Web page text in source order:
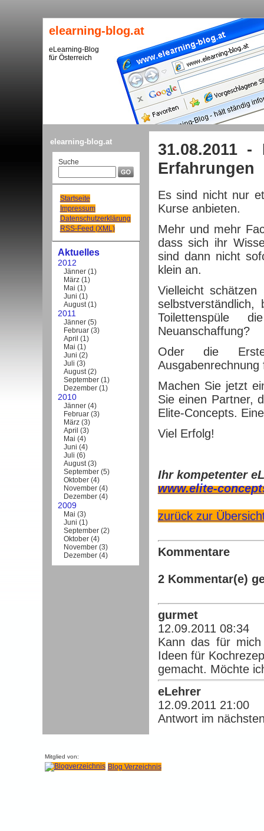
elearning-blog.at
eLearning-Blog
für Österreich
elearning-blog.at
Suche
Startseite
Impressum
Datenschutzerklärung
RSS-Feed (XML)
Aktuelles
2012
Jänner (1)
März (1)
Mai (1)
Juni (1)
August(1)
2011
Jänner (5)
Februar (3)
April (1)
Mai (1)
Juni (2)
Juli (3)
August(2)
September (1)
Dezember (1)
2010
Jänner (4)
Februar (3)
März (3)
April (3)
Mai (4)
Juni (4)
Juli (6)
August(3)
September (5)
Oktober (4)
November (4)
Dezember (4)
2009
Mai (3)
Juni (1)
September (2)
Oktober (4)
November (3)
Dezember (4)
31.08.2011
Erfahrungen
Es sind nicht nur
Kurse anbieten.
Mehr und mehr
dass sich ihr
sind dann nicht
klein an.
Vielleicht
Toilettenspüle
Neuanschaffung?
Oder die
Machen Sie jetzt
Sie einen Partner,
Elite-Concepts.
Viel Erfolg!
Ihr kompetenter
www.elite-
zurück zur
Kommentare
2 Kommentar(e)
gurmet
12.09.2011 08:34
Kann das für
Ideen für
gemacht. Möchte
eLehrer
12.09.2011 21:00
Antwort im
Mitglied von:
Blog Verzeichnis